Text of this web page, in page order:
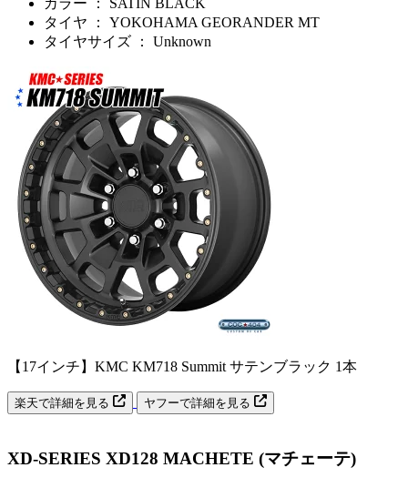
タイヤ ： YOKOHAMA GEORANDER MT
タイヤサイズ ： Unknown
【17インチ】KMC KM718 Summit サテンブラック 1本
楽天で詳細を見る ヤフーで詳細を見る
XD-SERIES XD128 MACHETE (マチェーテ)